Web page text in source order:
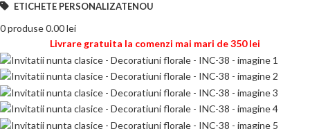
ETICHETE PERSONALIZATENOU
0produse0.00lei
Livrare gratuita la comenzi mai mari de 350 lei